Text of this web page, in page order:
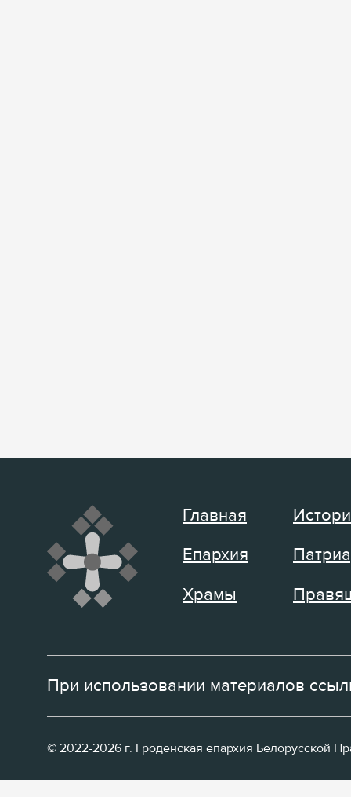
Главная
Епархия
Храмы
При использовании материалов
© 2022-2026 г. Гроденская епархия Белорусской